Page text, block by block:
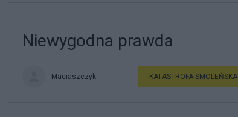
Niewygodna prawda
Maciaszczyk KATASTROFA SMOLEŃSKA